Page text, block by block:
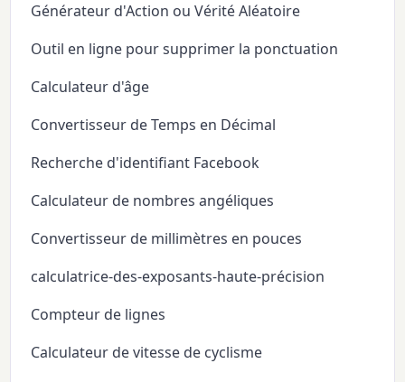
Générateur d'Action ou Vérité Aléatoire
Outil en ligne pour supprimer la ponctuation
Calculateur d'âge
Convertisseur de Temps en Décimal
Recherche d'identifiant Facebook
Calculateur de nombres angéliques
Convertisseur de millimètres en pouces
calculatrice-des-exposants-haute-précision
Compteur de lignes
Calculateur de vitesse de cyclisme